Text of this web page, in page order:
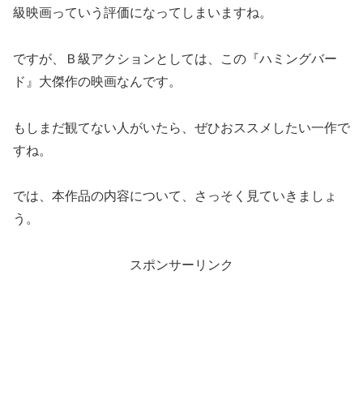
級映画っていう評価になってしまいますね。
ですが、Ｂ級アクションとしては、この『ハミングバー
ド』大傑作の映画なんです。
もしまだ観てない人がいたら、ぜひおススメしたい一作で
すね。
では、本作品の内容について、さっそく見ていきましょ
う。
スポンサーリンク